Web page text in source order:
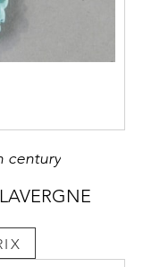
century